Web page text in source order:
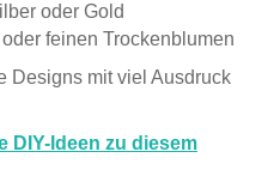
oder Gold
feinen Trockenblumen
Designs mit viel Ausdruck
DIY-Ideen zu diesem